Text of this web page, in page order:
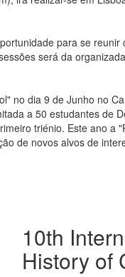
para se
será da
no dia 9 de Junho no
a 50 estudantes de
triénio. Este ano a
de novos alvos de
10th
History of